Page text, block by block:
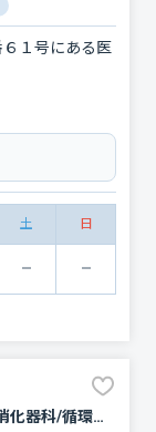
１号にある医
土 日
内科/精神科・神経科/神経内科/呼吸器内科/消化器科/循環器科/内分泌科/血液内科/腎臓内科・外科/その他/腫瘍内科・外科/感染症内科/小児科/外科/乳腺外科/整形外科/形成外科/脳神経外科/皮膚科/泌尿器科/産婦人科/眼科/耳鼻咽喉科/リハビリテーション/放射線科/麻酔科/ペインクリニック/緩和ケア/臨床検査・病理診断/救急科